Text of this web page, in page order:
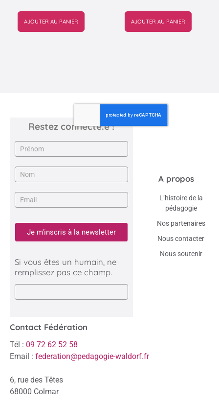
AJOUTER AU PANIER AJOUTER AU PANIER
Restez connecté.e !
Newsletter
Je m'inscris à la newsletter
Si vous êtes un humain, ne
remplissez pas ce champ.
A propos
L’histoire de la
pédagogie
Nos partenaires
Nous contacter
Nous soutenir
Contact Fédération
Tél : 09 72 62 52 58
Email : federation@pedagogie-waldorf.fr
6, rue des Têtes
68000 Colmar